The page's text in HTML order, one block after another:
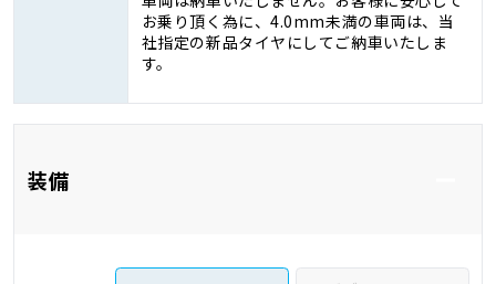
お乗り頂く為に、4.0mm未満の車両は、当
社指定の新品タイヤにしてご納車いたしま
す。
装備